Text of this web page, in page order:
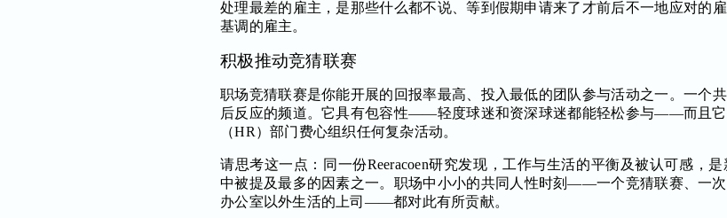
处理最差的雇主，是那些什么都不说、等到假期申请来了才前后不一地应对的
基调的雇主。
积极推动竞猜联赛
职场竞猜联赛是你能开展的回报率最高、投入最低的团队参与活动之一。一个
后反应的频道。它具有包容性——轻度球迷和资深球迷都能轻松参与——而且
（HR）部门费心组织任何复杂活动。
请思考这一点：同一份Reeracoen研究发现，工作与生活的平衡及被认可感，
中被提及最多的因素之一。职场中小小的共同人性时刻——一个竞猜联赛、一
办公室以外生活的上司——都对此有所贡献。